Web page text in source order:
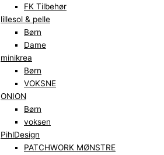
FK Tilbehør
lillesol & pelle
Børn
Dame
minikrea
Børn
VOKSNE
ONION
Børn
voksen
PihlDesign
PATCHWORK MØNSTRE